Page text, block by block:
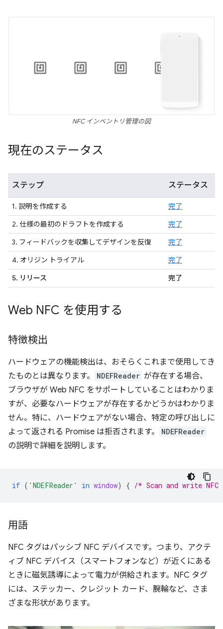
NFC インベントリ管理の図
現在のステータス
ステップ ステータス
1. 説明を作成する
完了
2. 仕様の最初のドラフトを作成する
完了
3. フィードバックを収集してデザインを反復
完了
4. オリジン トライアル
完了
5. リリース
完了
Web NFC を使用する
特徴検出
ハードウェアの機能検出は、おそらくこれまで使用してき
たものとは異なります。
NDEFReader が存在する場合、
ブラウザが Web NFC をサポートしていることはわかりま
すが、必要なハードウェアが存在するかどうかはわかりま
せん。特に、ハードウェアがない場合、特定の呼び出しに
よって返される Promise は拒否されます。
NDEFReader
の説明で詳細を説明します。
if ( 'NDEFReader' in window) { /* Scan and write NFC
用語
NFC タグはパッシブ NFC デバイスです。つまり、アクテ
ィブ NFC デバイス（スマートフォンなど）が近くにある
ときに磁気誘導によって電力が供給されます。NFC タグ
には、ステッカー、クレジット カード、腕輪など、さま
ざまな形状があります。